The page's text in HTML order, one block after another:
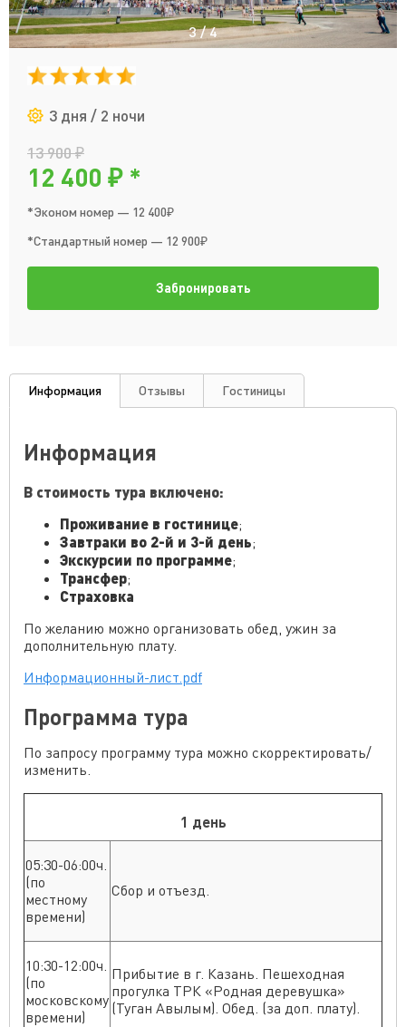
3/4
3 дня / 2 ночи
13 900 ₽
12 400 ₽ *
*Эконом номер — 12 400₽
*Стандартный номер — 12 900₽
Забронировать
Информация Отзывы Гостиницы
Информация
В стоимость тура включено:
Проживание в гостинице;
Завтраки во 2-й и 3-й день;
Экскурсии по программе;
Трансфер;
Страховка
По желанию можно организовать обед, ужин за
дополнительную плату.
Информационный-лист.pdf
Программа тура
По запросу программу тура можно скорректировать/
изменить.
1 день
05:30-06:00ч.
(по
местному
времени)
Сбор и отъезд.
10:30-12:00ч.
(по
московскому
времени)
Прибытие в г. Казань. Пешеходная
прогулка ТРК «Родная деревушка»
(Туган Авылым). Обед. (за доп. плату).